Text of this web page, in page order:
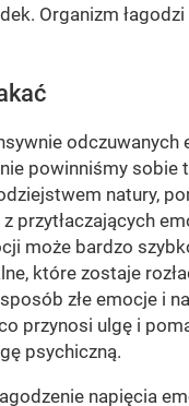
Organizm
odczuwanych
powinniśmy sobie
natury,
przytłaczających
może bardzo
które zostaje
złe emocje i
przynosi ulgę i
psychiczną.
napięcia